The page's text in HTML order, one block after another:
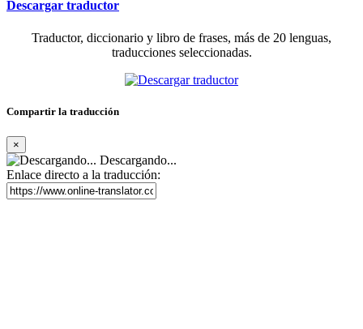
Descargar traductor
Traductor, diccionario y libro de frases, más de 20 lenguas,
traducciones seleccionadas.
Compartir la traducción
×
Descargando...
Enlace directo a la traducción: